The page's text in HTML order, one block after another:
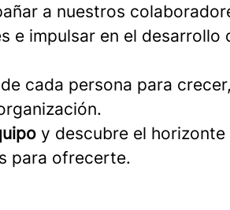
a nuestros
e impulsar en el desarrollo
cada persona para
y descubre el horizonte
para ofrecerte.